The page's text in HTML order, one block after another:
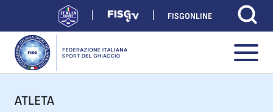
FISGONLINE
ATLETA